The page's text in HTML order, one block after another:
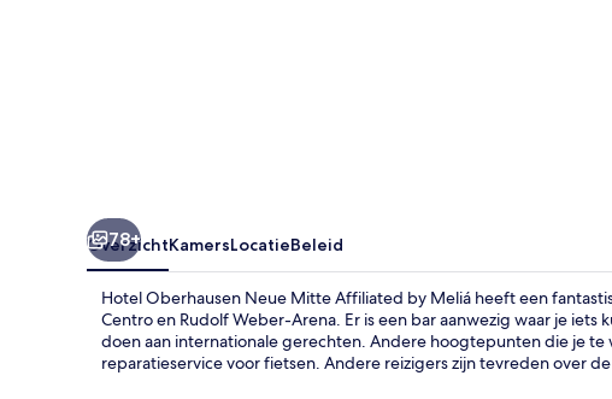
78+
OverzichtKamersLocatieBeleid
Hotel Oberhausen Neue Mitte Affiliated by Meliá heeft een
Centro en Rudolf Weber-Arena. Er is een bar aanwezig waar je iets
doen aan internationale gerechten. Andere hoogtepunten die je te
reparatieservice voor fietsen. Andere reizigers zijn tevreden over